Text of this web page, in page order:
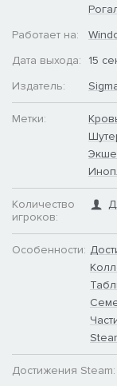
Работает на:
Дата выхода:
15
Издатель:
Метки:
Количество
игроков:
Особенности:
Достижения Steam: